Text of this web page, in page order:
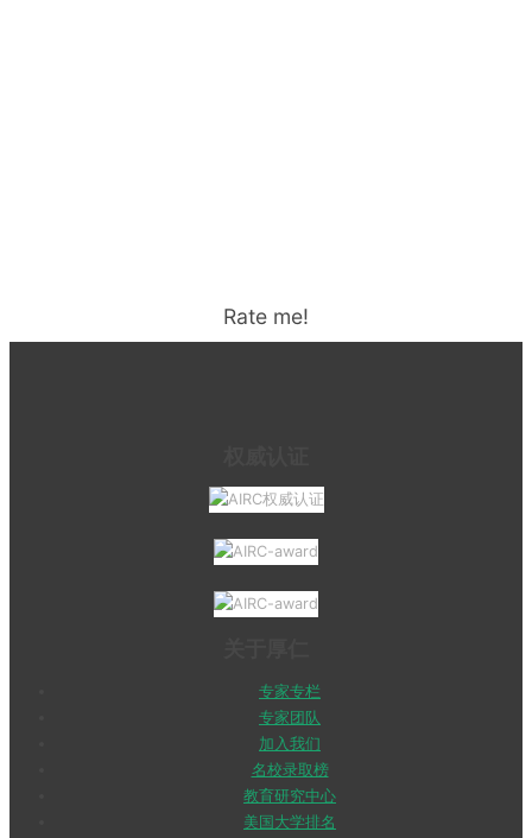
Rate me!
专家专栏
专家团队
加入我们
名校录取榜
教育研究中心
美国大学排名